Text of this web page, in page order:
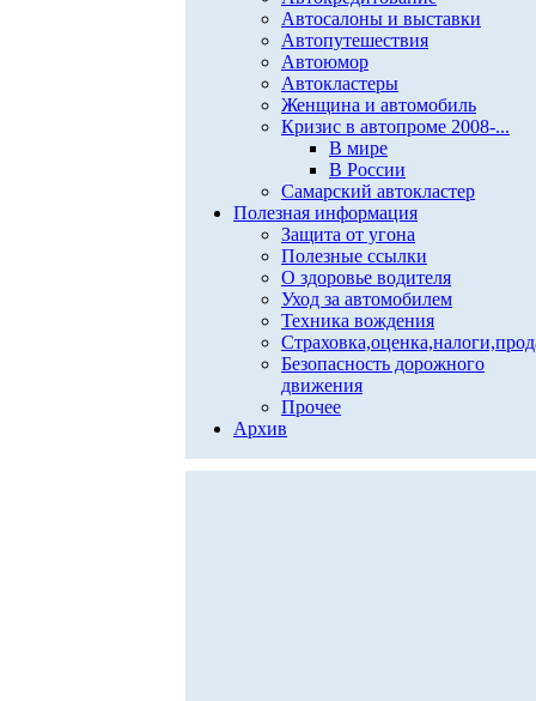
Автосалоны и выставки
Автопутешествия
Автоюмор
Автокластеры
Женщина и автомобиль
Кризис в автопроме 2008-...
В мире
В России
Самарский автокластер
Полезная информация
Защита от угона
Полезные ссылки
О здоровье водителя
Уход за автомобилем
Техника вождения
Безопасность дорожного
движения
Прочее
Архив